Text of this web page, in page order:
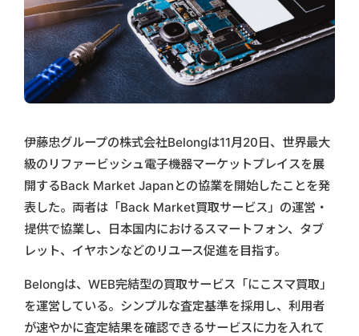
伊藤忠グループの株式会社Belongは11月20日、世界最大
級のリファービッシュ電子機器マーケットプレイスを展
開するBack Market Japanとの協業を開始したことを発
表した。両者は「Back Market買取サービス」の運営・
提供で協業し、日本国内におけるスマートフォン、タブ
レット、イヤホンなどのリユース促進を目指す。
Belongは、WEB完結型の買取サービス「にこスマ買取」
を運営している。シンプルな査定基準を採用し、利用者
が速やかに査定結果を確認できるサービスに力を入れて